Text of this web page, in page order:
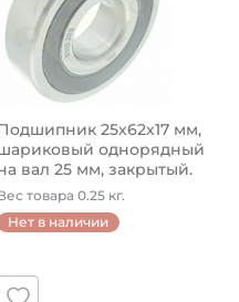
25х62х17 мм,
однорядный
вал 25 мм, закрытый.
товара 0.25 кг.
Нет в наличии